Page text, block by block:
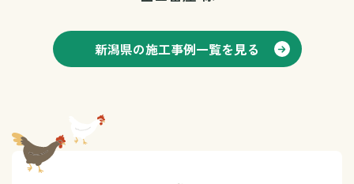
新潟県の施工事例一覧を見る